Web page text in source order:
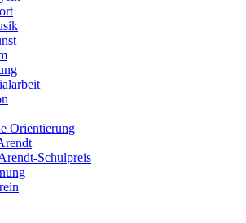
Orientierung
Schulpreis